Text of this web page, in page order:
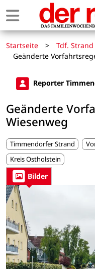
Startseite > Tdf. Strand
Geänderte
Reporter
Geänderte
Wiesenweg
Timmendorfer Strand
Kreis Ostholstein
Bilder